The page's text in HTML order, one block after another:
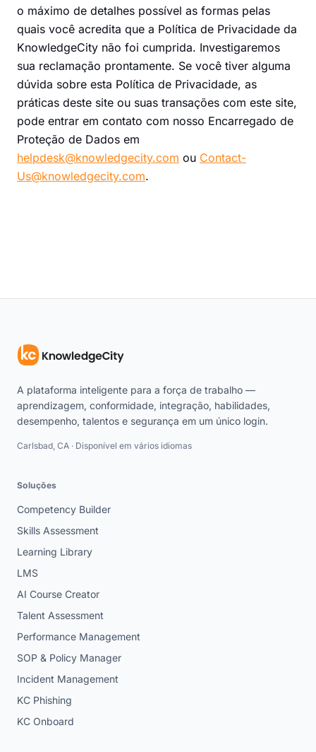
o máximo de detalhes possível as formas pelas
quais você acredita que a Política de Privacidade da
KnowledgeCity não foi cumprida. Investigaremos
sua reclamação prontamente. Se você tiver alguma
dúvida sobre esta Política de Privacidade, as
práticas deste site ou suas transações com este site,
pode entrar em contato com nosso Encarregado de
Proteção de Dados em
helpdesk@knowledgecity.com ou Contact-
Us@knowledgecity.com.
A plataforma inteligente para a força de trabalho —
aprendizagem, conformidade, integração, habilidades,
desempenho, talentos e segurança em um único login.
Carlsbad, CA · Disponível em vários idiomas
Soluções
Competency Builder
Skills Assessment
Learning Library
LMS
AI Course Creator
Talent Assessment
Performance Management
SOP & Policy Manager
Incident Management
KC Phishing
KC Onboard